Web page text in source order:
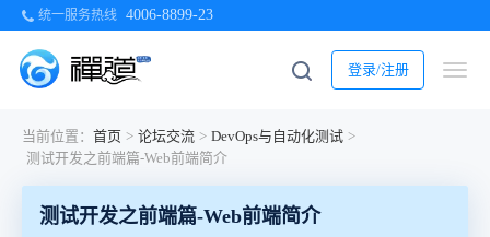
统一服务热线 4006-8899-23
登录/注册
当前位置： 首页 > 论坛交流 > DevOps与自动化测试 >
测试开发之前端篇-Web前端简介
测试开发之前端篇-Web前端简介